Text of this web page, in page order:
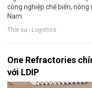
công nghiệp chế biến,
Nam.
Thời sự - Logistics
One Refractories
với LDIP